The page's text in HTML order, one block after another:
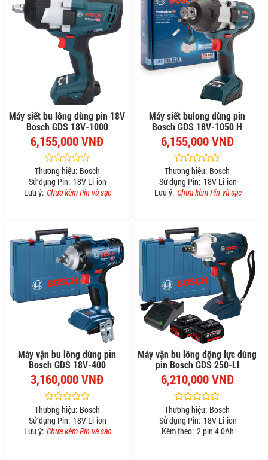
Máy siết bu lông dùng pin 18V
Bosch GDS 18V-1000
6,155,000 VNĐ
Thương hiệu: Bosch
Sử dụng Pin: 18V Li-ion
Lưu ý: Chưa kèm Pin và sạc
Máy siết bulong dùng pin
Bosch GDS 18V-1050 H
6,155,000 VNĐ
Thương hiệu: Bosch
Sử dụng Pin: 18V Li-ion
Lưu ý: Chưa kèm Pin và sạc
Máy vặn bu lông dùng pin
Bosch GDS 18V-400
3,160,000 VNĐ
Thương hiệu: Bosch
Sử dụng Pin: 18V Li-ion
Lưu ý: Chưa kèm Pin và sạc
Máy vặn bu lông động lực dùng
pin Bosch GDS 250-LI
6,210,000 VNĐ
Thương hiệu: Bosch
Sử dụng Pin: 18V Li-ion
Kèm theo: 2 pin 4.0Ah